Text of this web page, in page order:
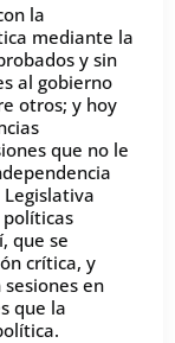
la
mediante la
y sin
al gobierno
otros; y hoy
que no le
políticas
que se
crítica, y
en
que la